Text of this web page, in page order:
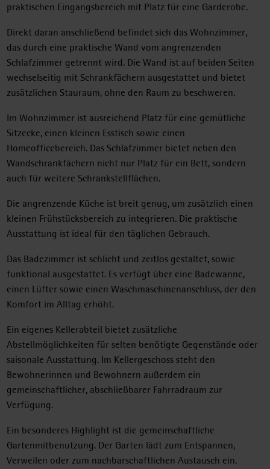
praktischen Eingangsbereich mit Platz für eine Garderobe.
Direkt daran anschließend befindet sich das Wohnzimmer,
das durch eine praktische Wand vom angrenzenden
Schlafzimmer getrennt wird. Die Wand ist auf beiden Seiten
wechselseitig mit Schrankfächern ausgestattet und bietet
zusätzlichen Stauraum, ohne den Raum zu beschweren.
Im Wohnzimmer ist ausreichend Platz für eine gemütliche
Sitzecke, einen kleinen Esstisch sowie einen
Homeofficebereich. Das Schlafzimmer bietet neben den
Wandschrankfächern nicht nur Platz für ein Bett, sondern
auch für weitere Schrankstellflächen.
Die angrenzende Küche ist breit genug, um zusätzlich einen
kleinen Frühstücksbereich zu integrieren. Die praktische
Ausstattung ist ideal für den täglichen Gebrauch.
Das Badezimmer ist schlicht und zeitlos gestaltet, sowie
funktional ausgestattet. Es verfügt über eine Badewanne,
einen Lüfter sowie einen Waschmaschinenanschluss, der den
Komfort im Alltag erhöht.
Ein eigenes Kellerabteil bietet zusätzliche
Abstellmöglichkeiten für selten benötigte Gegenstände oder
saisonale Ausstattung. Im Kellergeschoss steht den
Bewohnerinnen und Bewohnern außerdem ein
gemeinschaftlicher, abschließbarer Fahrradraum zur
Verfügung.
Ein besonderes Highlight ist die gemeinschaftliche
Gartenmitbenutzung. Der Garten lädt zum Entspannen,
Verweilen oder zum nachbarschaftlichen Austausch ein.